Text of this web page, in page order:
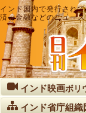
インド国内で発行され
済・金融などのニュー
インド映画ボリ
インド省庁組織